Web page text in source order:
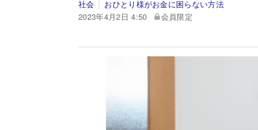
社会
おひとり様がお金に困らない方法
2023年4月2日 4:50
会員限定